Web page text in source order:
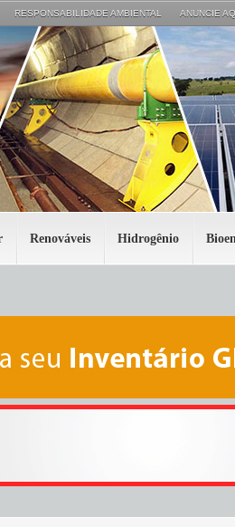
RESPONSABILIDADE AMBIENTAL ANUNCIE
Renováveis Hidrogênio